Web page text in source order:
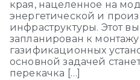
края, нацеленное на
энергетической и
инфраструктуры. Этот
запланирован к
газификационных
основной задачей
перекачка […]